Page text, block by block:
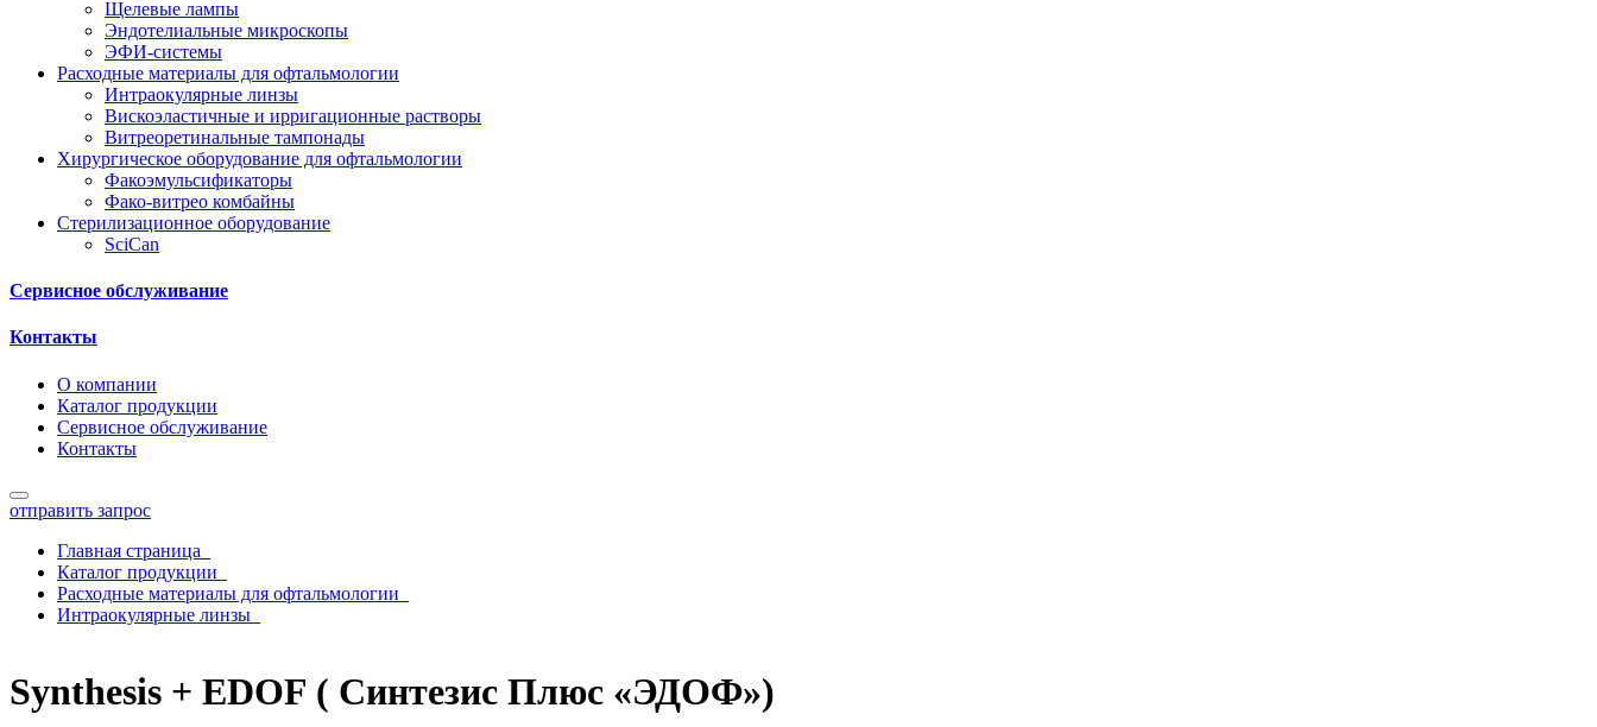
Щелевые лампы
Эндотелиальные микроскопы
ЭФИ-системы
Расходные материалы для офтальмологии
Интраокулярные линзы
Вискоэластичные и ирригационные растворы
Витреоретинальные тампонады
Хирургическое оборудование для офтальмологии
Факоэмульсификаторы
Фако-витрео комбайны
Стерилизационное оборудование
SciCan
Сервисное обслуживание
Контакты
О компании
Каталог продукции
Сервисное обслуживание
Контакты
отправить запрос
Главная страница
Каталог продукции
Расходные материалы для офтальмологии
Интраокулярные линзы
Synthesis + EDOF ( Синтезис Плюс «ЭДОФ»)